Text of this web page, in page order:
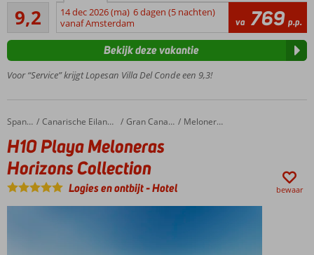
luxe…
one of a
kind
gelegen
Luxe
Spa
Center
Ook als
Halfpension
mogelijk
Ruime
9,2Uitstekend
69
beoordelingen
14 dec 2026 (ma) 6 dagen (5 nachten)
vanaf Amsterdam
va 769 p.p.
Voor “Service” krijgt Lopesan Villa Del Conde een 9,3!
Bekijk deze vakantie
Home Spanje Canarische Eilanden Gran Canaria Meloneras
H10 Playa Meloneras Horizons Collection
H10 Playa Meloneras
Horizons Collection
Logies en ontbijt-Hotel bewaar